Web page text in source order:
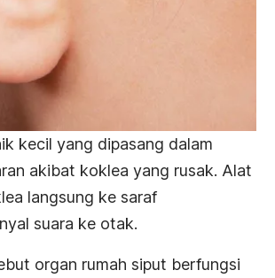
kecil yang dipasang dalam
akibat koklea yang rusak. Alat
langsung ke saraf
suara ke otak.
organ rumah siput berfungsi